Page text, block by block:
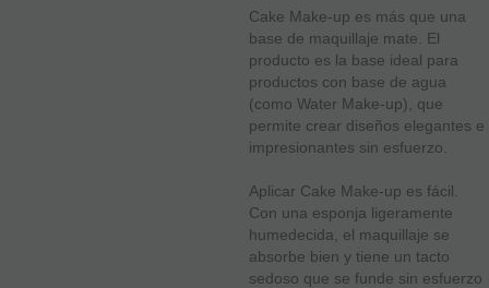
Cake Make-up es más que una
base de maquillaje mate. El
producto es la base ideal para
productos con base de agua
(como Water Make-up), que
permite crear diseños elegantes e
impresionantes sin esfuerzo.
Aplicar Cake Make-up es fácil.
Con una esponja ligeramente
humedecida, el maquillaje se
absorbe bien y tiene un tacto
sedoso que se funde sin esfuerzo